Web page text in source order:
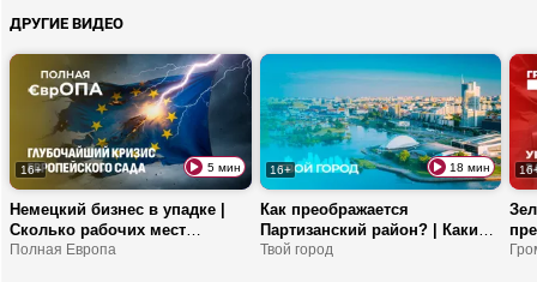
ДРУГИЕ ВИДЕО
16+ 5 мин
Немецкий бизнес в упадке |
Сколько рабочих мест
потеряет ЕС? | Что будет
Полная Европа
16+ 18 мин
Как преображается
Партизанский район? | Какие
люди трудятся на МТЗ? | Что
Твой город